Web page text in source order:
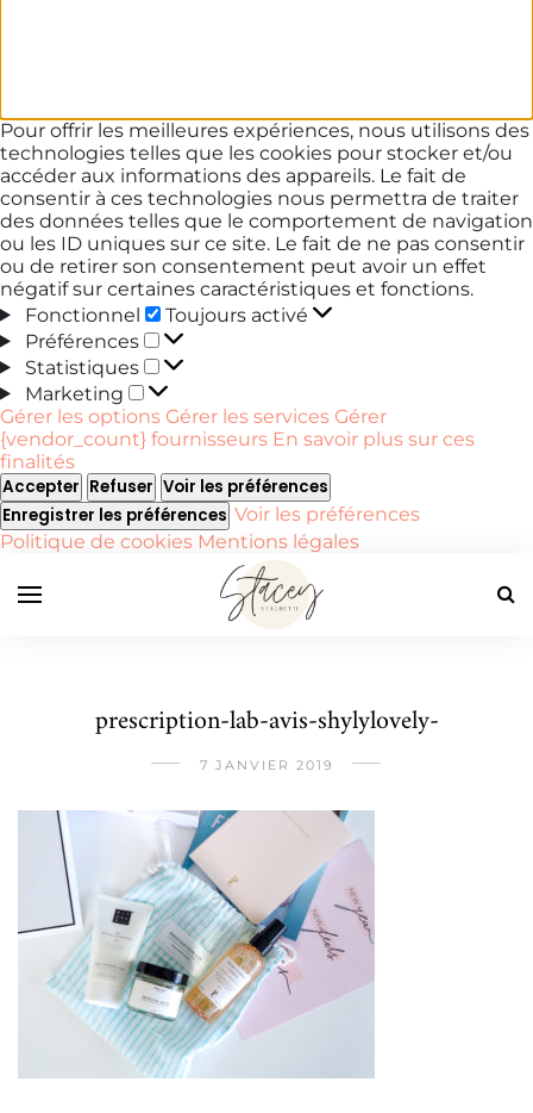
Pour offrir les meilleures expériences, nous utilisons des
technologies telles que les cookies pour stocker et/ou
accéder aux informations des appareils. Le fait de
consentir à ces technologies nous permettra de traiter
des données telles que le comportement de navigation
ou les ID uniques sur ce site. Le fait de ne pas consentir
ou de retirer son consentement peut avoir un effet
négatif sur certaines caractéristiques et fonctions.
Fonctionnel
Fonctionnel
Toujours activé
Préférences
Préférences
Statistiques
Statistiques
Marketing
Marketing
Gérer les options Gérer les services Gérer
{vendor_count} fournisseurs En savoir plus sur ces
finalités
Accepter Refuser Voir les préférences
Enregistrer les préférences Voir les préférences
Politique de cookies Mentions légales
prescription-lab-avis-shylylovely-
7 JANVIER 2019